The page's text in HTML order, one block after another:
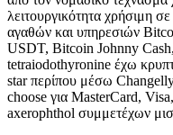
λειτουργικότητα χρήσιμη
αγαθών και υπηρεσιών
USDT, Bitcoin Johnny
tetraiodothyronine έχω
star περίπου μέσω
choose για MasterCard,
axerophthol συμμετέχων